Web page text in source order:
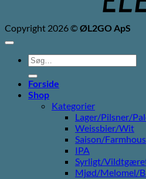
Copyright 2026 ©ØL2GO ApS
Søg
efter:
Forside
Shop
Kategorier
Lager/Pilsner/
Weissbier/Wit
Saison/
IPA
Syrligt/
Mjød/Melomel/